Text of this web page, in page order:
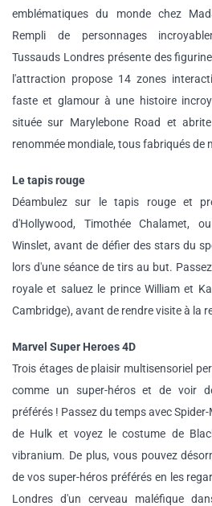
emblématiques du monde chez
Rempli de personnages
Tussauds Londres présente des
l'attraction propose 14 zones
faste et glamour à une histoire
située sur Marylebone Road et
renommée mondiale, tous fabriqués de
Le tapis rouge
Déambulez sur le tapis rouge et
d'Hollywood, Timothée Chalamet,
Winslet, avant de défier des stars du
lors d'une séance de tirs au but.
royale et saluez le prince William et
Cambridge), avant de rendre visite à la
Marvel Super Heroes 4D
Trois étages de plaisir multisensoriel
comme un super-héros et de voir
préférés ! Passez du temps avec
de Hulk et voyez le costume de
vibranium. De plus, vous pouvez
de vos super-héros préférés en les
Londres d'un cerveau maléfique